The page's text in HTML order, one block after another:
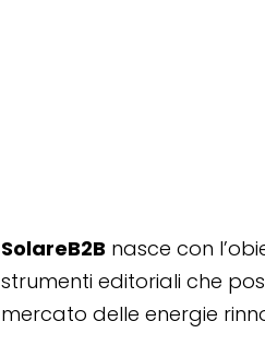
SolareB2B nasce con
strumenti editoriali che
mercato delle energie